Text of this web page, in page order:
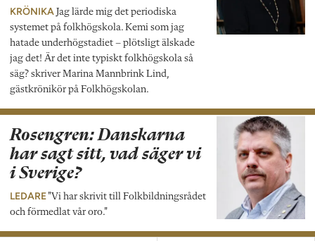
KRÖNIKA Jag lärde mig det periodiska
systemet på folkhögskola. Kemi som jag
hatade underhögstadiet – plötsligt älskade
jag det! Är det inte typiskt folkhögskola så
säg? skriver Marina Mannbrink Lind,
gästkrönikör på Folkhögskolan.
Rosengren: Danskarna
har sagt sitt, vad säger vi
i Sverige?
LEDARE "Vi har skrivit till Folkbildningsrådet
och förmedlat vår oro."